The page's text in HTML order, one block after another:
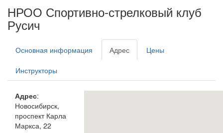
НРОО Спортивно-стрелковый клуб
Русич
Основная информация Адрес Цены
Инструкторы
Адрес:
Новосибирск,
проспект Карла
Маркса, 22